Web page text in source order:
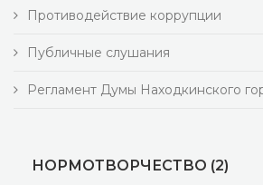
Противодействие коррупции
Публичные слушания
Регламент Думы Находкинского
НОРМОТВОРЧЕСТВО (2)